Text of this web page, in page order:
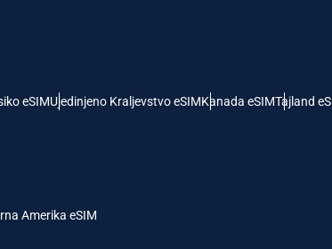
eSIMUjedinjeno Kraljevstvo eSIMKanada eSIMTajland
Amerika eSIM
- Tajlandski Bat